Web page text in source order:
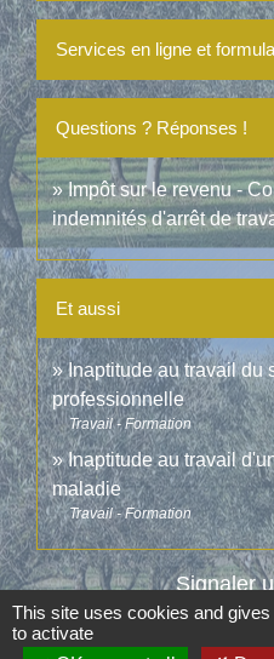
Services en ligne et
Questions ? Réponses !
Impôt sur le revenu -
indemnités d'arrêt de
Et aussi
Inaptitude au travail du
professionnelle
Travail - Formation
Inaptitude au travail
maladie
Travail - Formation
Signaler
This site uses cookies and
to activate